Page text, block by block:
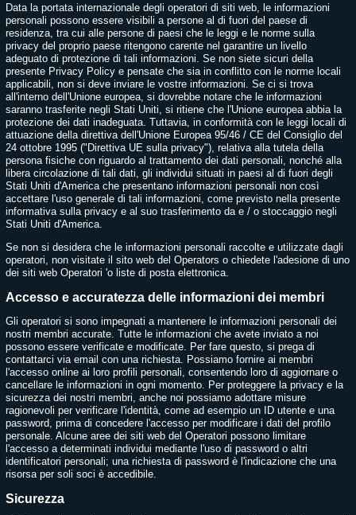
Data la portata internazionale degli operatori di siti web, le informazioni
personali possono essere visibili a persone al di fuori del paese di
residenza, tra cui alle persone di paesi che le leggi e le norme sulla
privacy del proprio paese ritengono carente nel garantire un livello
adeguato di protezione di tali informazioni. Se non siete sicuri della
presente Privacy Policy e pensate che sia in conflitto con le norme locali
applicabili, non si deve inviare le vostre informazioni. Se ci si trova
all'interno dell'Unione europea, si dovrebbe notare che le informazioni
saranno trasferite negli Stati Uniti, si ritiene che l'Unione europea abbia la
protezione dei dati inadeguata. Tuttavia, in conformità con le leggi locali di
attuazione della direttiva dell'Unione Europea 95/46 / CE del Consiglio del
24 ottobre 1995 ("Direttiva UE sulla privacy"), relativa alla tutela della
persona fisiche con riguardo al trattamento dei dati personali, nonché alla
libera circolazione di tali dati, gli individui situati in paesi al di fuori degli
Stati Uniti d'America che presentano informazioni personali non così
accettare l'uso generale di tali informazioni, come previsto nella presente
informativa sulla privacy e al suo trasferimento da e / o stoccaggio negli
Stati Uniti d'America.
Se non si desidera che le informazioni personali raccolte e utilizzate dagli
operatori, non visitate il sito web del Operators o chiedete l'adesione di uno
dei siti web Operatori 'o liste di posta elettronica.
Accesso e accuratezza delle informazioni dei membri
Gli operatori si sono impegnati a mantenere le informazioni personali dei
nostri membri accurate. Tutte le informazioni che avete inviato a noi
possono essere verificate e modificate. Per fare questo, si prega di
contattarci via email con una richiesta. Possiamo fornire ai membri
l'accesso online ai loro profili personali, consentendo loro di aggiornare o
cancellare le informazioni in ogni momento. Per proteggere la privacy e la
sicurezza dei nostri membri, anche noi possiamo adottare misure
ragionevoli per verificare l'identità, come ad esempio un ID utente e una
password, prima di concedere l'accesso per modificare i dati del profilo
personale. Alcune aree dei siti web del Operatori possono limitare
l'accesso a determinati individui mediante l'uso di password o altri
identificatori personali; una richiesta di password è l'indicazione che una
risorsa per soli soci è accedibile.
Sicurezza